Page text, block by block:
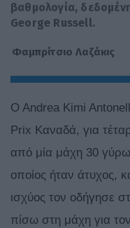
βαθμολογία,
George Russell.
Φαμπρίτσιο Λαζάκις
O Andrea Kimi
Prix Καναδά, για
από μία μάχη 30
οποίος ήταν άτυχος,
ισχύος τον οδήγησε
πίσω στη μάχη για